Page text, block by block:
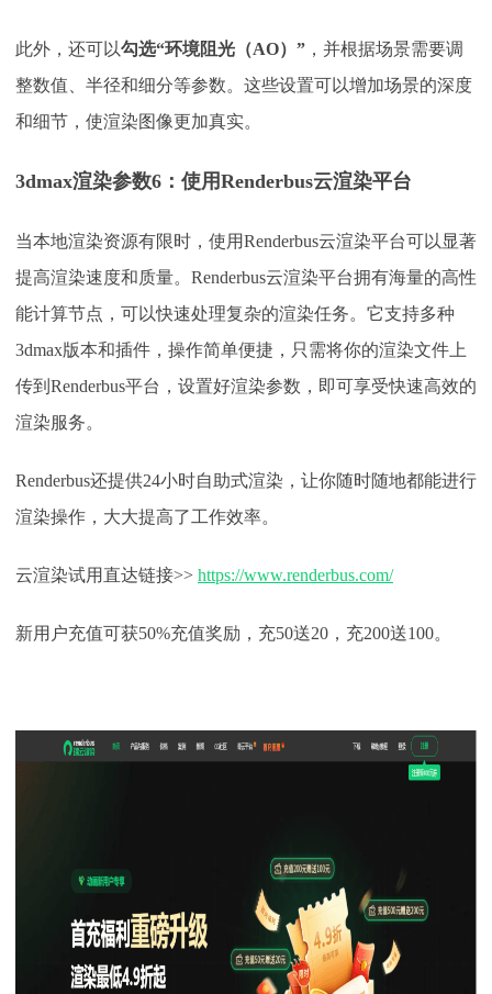
此外，还可以勾选“环境阻光（AO）” ，并根据场景需要调
整数值、半径和细分等参数。这些设置可以增加场景的深度
和细节，使渲染图像更加真实。
3dmax渲染参数6： 使用Renderbus云渲染平台
当本地渲染资源有限时，使用Renderbus云渲染平台可以显著
提高渲染速度和质量。Renderbus云渲染平台拥有海量的高性
能计算节点，可以快速处理复杂的渲染任务。它支持多种
3dmax版本和插件，操作简单便捷，只需将你的渲染文件上
传到Renderbus平台，设置好渲染参数，即可享受快速高效的
渲染服务。
Renderbus还提供24小时自助式渲染，让你随时随地都能进行
渲染操作，大大提高了工作效率。
云渲染试用直达链接>> https://www.renderbus.com/
新用户充值可获50%充值奖励，充50送20，充200送100。